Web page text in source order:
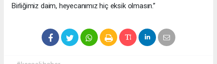
Birliğimiz daim, heyecanımız hiç eksik olmasın.”